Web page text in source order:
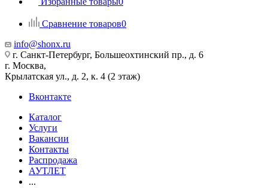
Сравнение товаров0
info@shonx.ru
г. Санкт-Петербург, Большеохтинский пр., д. 6
г. Москва,
Крылатская ул., д. 2, к. 4 (2 этаж)
Вконтакте
Каталог
Услуги
Вакансии
Контакты
Распродажа
АУТЛЕТ
...